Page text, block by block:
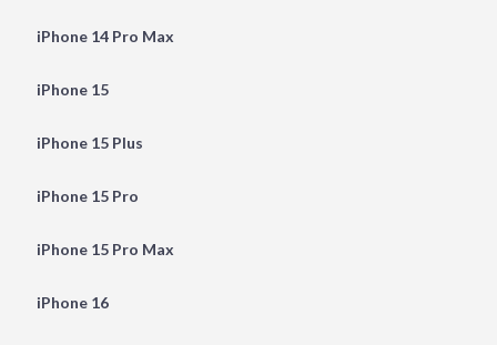
iPhone 14 Pro Max
iPhone 15
iPhone 15 Plus
iPhone 15 Pro
iPhone 15 Pro Max
iPhone 16